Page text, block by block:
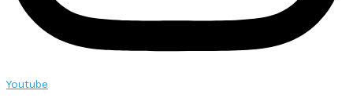
Youtube